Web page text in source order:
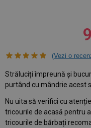
(Vezi o
Străluciți împreună și
purtând cu mândrie acest
Nu uita să verifici cu
tricourile de acasă pentru
tricourile de bărbați